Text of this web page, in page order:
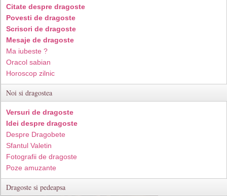
Citate despre dragoste
Povesti de dragoste
Scrisori de dragoste
Mesaje de dragoste
Ma iubeste ?
Oracol sabian
Horoscop zilnic
Noi si dragostea
Versuri de dragoste
Idei despre dragoste
Despre Dragobete
Sfantul Valetin
Fotografii de dragoste
Poze amuzante
Dragoste si pedeapsa